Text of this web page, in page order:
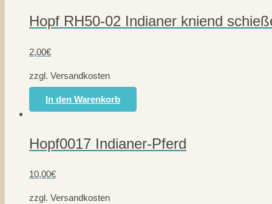
Hopf RH50-02 Indianer kniend
2,00€
zzgl. Versandkosten
In den Warenkorb
Hopf0017 Indianer-Pferd
10,00€
zzgl. Versandkosten